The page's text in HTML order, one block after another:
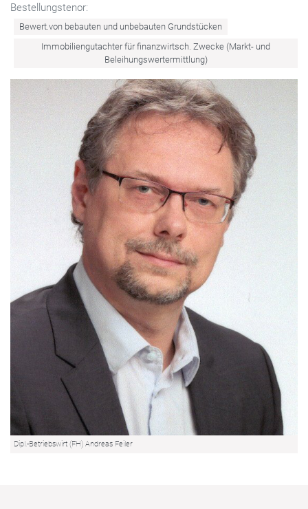
Bestellungstenor:
Bewert.von bebauten und unbebauten Grundstücken
Immobiliengutachter für finanzwirtsch. Zwecke (Markt- und
Beleihungswertermittlung)
Dipl.-Betriebswirt (FH) Andreas Feiler